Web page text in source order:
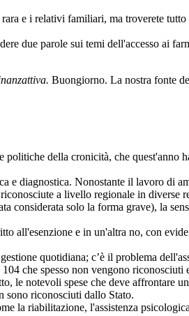
e i relativi familiari, ma troverete tutto
due parole sui temi dell'accesso ai
Buongiorno. La nostra fonte
della cronicità, che quest'anno
diagnostica. Nonostante il lavoro di
a livello regionale in diverse
considerata solo la forma grave), la
all'esenzione e in un'altra no, con
quotidiana; c’è il problema
che spesso non vengono riconosciuti
le notevoli spese che deve affrontare
sono riconosciuti dallo Stato.
la riabilitazione, l'assistenza